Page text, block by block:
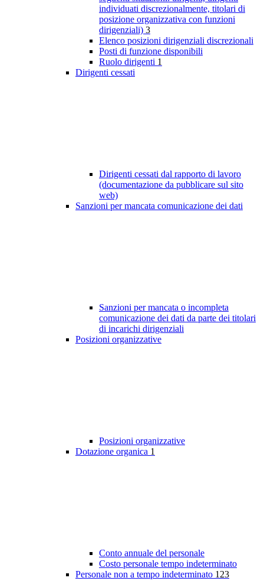
individuati discrezionalmente, titolari di
posizione organizzativa con funzioni
dirigenziali) 3
Elenco posizioni dirigenziali discrezionali
Posti di funzione disponibili
Ruolo dirigenti 1
Dirigenti cessati
Dirigenti cessati dal rapporto di lavoro
(documentazione da pubblicare sul sito
web)
Sanzioni per mancata comunicazione dei dati
Sanzioni per mancata o incompleta
comunicazione dei dati da parte dei titolari
di incarichi dirigenziali
Posizioni organizzative
Posizioni organizzative
Dotazione organica 1
Conto annuale del personale
Costo personale tempo indeterminato
Personale non a tempo indeterminato 123